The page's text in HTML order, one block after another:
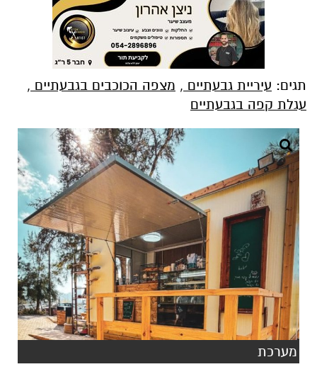
תגים: עיריית גבעתיים , מצפה הכוכבים בגבעתיים ,
עגלת קפה בגבעתיים
מערכת